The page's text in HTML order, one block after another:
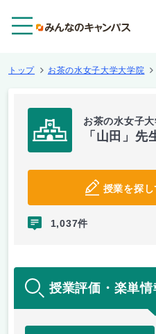
トップ お茶の水女子大学大学院
お茶の水女子
「山田」先
授業を探し
1,037件
授業評価・楽単